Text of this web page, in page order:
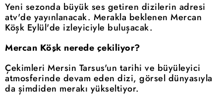
Yeni sezonda büyük ses getiren dizilerin adresi
atv'de yayınlanacak. Merakla beklenen Mercan
Köşk Eylül'de izleyiciyle buluşacak.
Mercan Köşk nerede çekiliyor?
Çekimleri Mersin Tarsus'un tarihi ve büyüleyici
atmosferinde devam eden dizi, görsel dünyasıyla
da şimdiden merakı yükseltiyor.